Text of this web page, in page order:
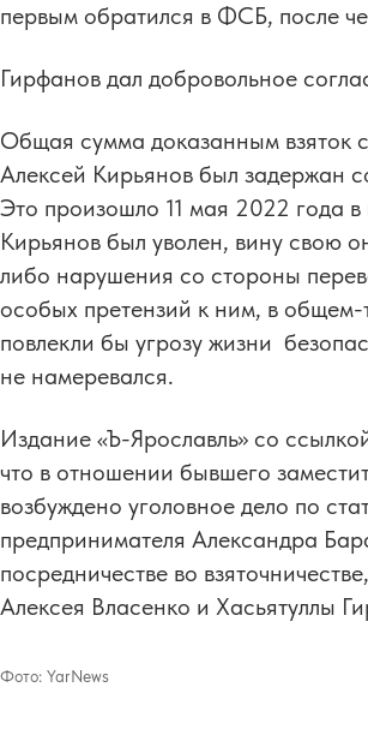
первым обратился в ФСБ, после
Гирфанов дал добровольное
Общая сумма доказанным взяток
Алексей Кирьянов был задержан
Это произошло 11 мая 2022 года
Кирьянов был уволен, вину свою
либо нарушения со стороны
особых претензий к ним, в общем-
повлекли бы угрозу жизни
не намеревался.
Издание «Ъ-Ярославль» со
что в отношении бывшего
возбуждено уголовное дело по
предпринимателя Александра
посредничестве во
Алексея Власенко и Хасьятуллы
Фото: YarNews